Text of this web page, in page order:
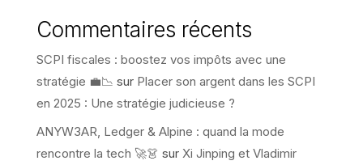
Commentaires récents
SCPI fiscales : boostez vos impôts avec une
stratégie 💼📉 sur Placer son argent dans les SCPI
en 2025 : Une stratégie judicieuse ?
ANYW3AR, Ledger & Alpine : quand la mode
rencontre la tech 🚀👗 sur Xi Jinping et Vladimir